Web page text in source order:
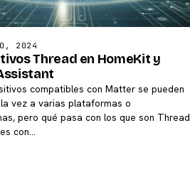
2024
Thread en HomeKit y
compatibles con Matter se pueden
vez a varias plataformas o
pero qué pasa con los que son Thread
con…